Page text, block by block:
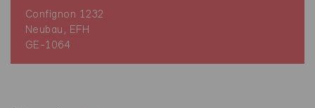
Confignon 1232
Neubau, EFH
GE-1064